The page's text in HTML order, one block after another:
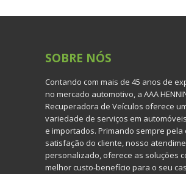
SOBRE NÓS
Contando com mais de 45 anos de
no mercado automotivo, a AAA
Recuperadora de Veículos oferece
variedade de serviços em
e importados. Primando sempre pela
satisfação do cliente, nosso
personalizado, oferece as soluções
melhor custo-benefício para o seu